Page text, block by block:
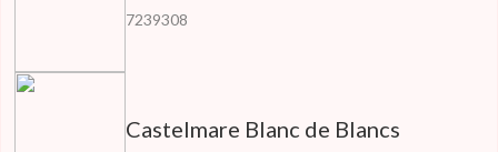
7239308
Castelmare Blanc de Blancs